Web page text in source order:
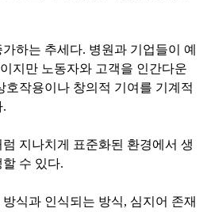
하는 추세다. 병원과 기업들이 예
지만 노동자와 고객을 인간다운
호작용이나 창의적 기여를 기계적
.
지나치게 표준화된 환경에서 생
수 있다.
식과 인식되는 방식, 심지어 존재